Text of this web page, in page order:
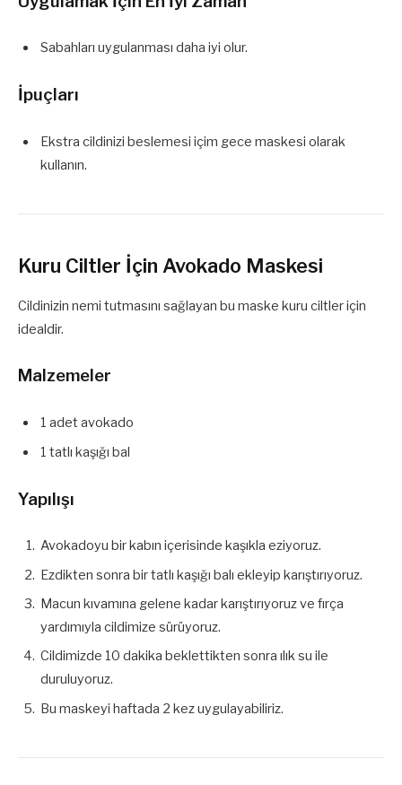
Sabahları uygulanması daha iyi olur.
İpuçları
Ekstra cildinizi beslemesi içim gece maskesi olarak
kullanın.
Kuru Ciltler İçin Avokado Maskesi
Cildinizin nemi tutmasını sağlayan bu maske kuru ciltler için
idealdir.
Malzemeler
1 adet avokado
1 tatlı kaşığı bal
Yapılışı
Avokadoyu bir kabın içerisinde kaşıkla eziyoruz.
Ezdikten sonra bir tatlı kaşığı balı ekleyip karıştırıyoruz.
Macun kıvamına gelene kadar karıştırıyoruz ve fırça
yardımıyla cildimize sürüyoruz.
Cildimizde 10 dakika beklettikten sonra ılık su ile
duruluyoruz.
Bu maskeyi haftada 2 kez uygulayabiliriz.